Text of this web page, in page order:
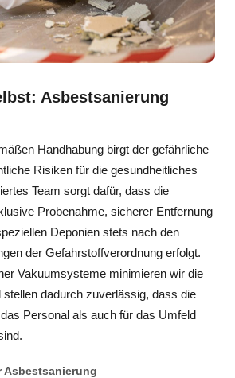
Asbestsanierung
Handhabung birgt der gefährliche
Risiken für die gesundheitliches
Team sorgt dafür, dass die
Probenahme, sicherer Entfernung
Deponien stets nach den
der Gefahrstoffverordnung erfolgt.
Vakuumsysteme minimieren wir die
stellen dadurch zuverlässig, dass die
Personal als auch für das Umfeld
Asbestsanierung